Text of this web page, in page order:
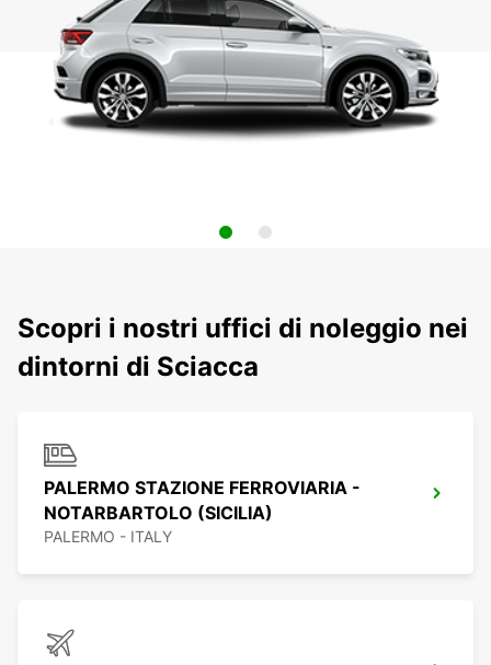
Scopri i nostri uffici di noleggio nei
dintorni di Sciacca
PALERMO STAZIONE FERROVIARIA -
NOTARBARTOLO (SICILIA)
PALERMO - ITALY